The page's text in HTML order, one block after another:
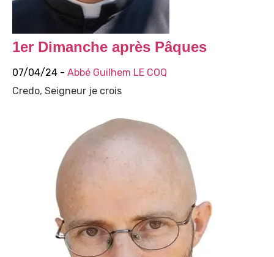
1er Dimanche après Pâques
07/04/24 - Abbé Guilhem LE COQ
Credo, Seigneur je crois